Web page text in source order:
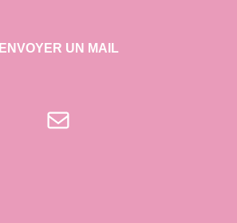
ENVOYER UN MAIL
E-mail